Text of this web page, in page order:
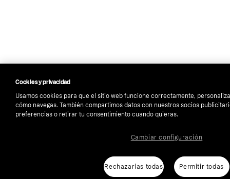
Cookies y privacidad
Usamos cookies para que el sitio web funcione correctamente,
cómo navegas. También compartimos datos con nuestros socios
preferencias o retirar tu consentimiento cuando quieras.
Rechazarlas todas Permitir todas
Cambiar configuración